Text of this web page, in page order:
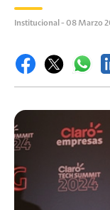
Institucional - 08 Marzo